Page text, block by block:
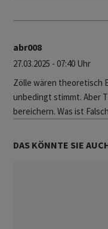
abr008
27.03.2025 - 07:40 Uhr
Zölle wären theoretisch
unbedingt stimmt. Aber
bereichern. Was ist
DAS KÖNNTE SIE